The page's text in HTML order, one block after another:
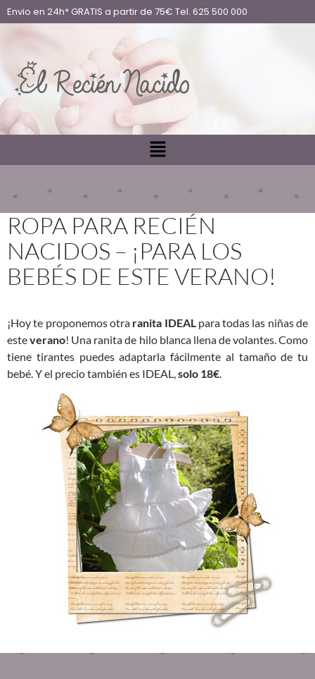
Envio en 24h* GRATIS a partir de 75€ Tel. 625 500 000
ROPA PARA RECIÉN
NACIDOS – ¡PARA LOS
BEBÉS DE ESTE VERANO!
¡Hoy te proponemos otra ranita IDEALpara todas las niñas de
esteverano! Una ranita de hilo blanca llena de volantes. Como
tiene tirantes puedes adaptarla fácilmente al tamaño de tu
bebé. Y el precio también es IDEAL,solo 18€.